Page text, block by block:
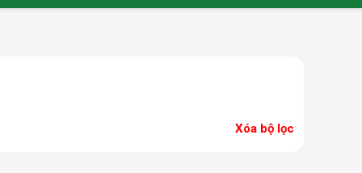
Xóa bộ lọc